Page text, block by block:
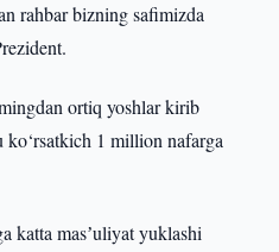
rahbar bizning safimizda
ortiq yoshlar kirib
1 million nafarga
katta masʼuliyat yuklashi